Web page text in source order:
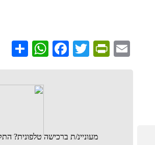
Email
PrintFriendly
Twitter
מעוניינ/ת ברכישה טלפונית?